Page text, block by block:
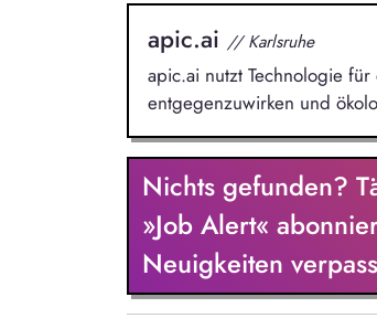
apic.ai // Karlsruhe
apic.ai nutzt Technologie
entgegenzuwirken und
Nichts gefunden?
»Job Alert«
Neuigkeiten